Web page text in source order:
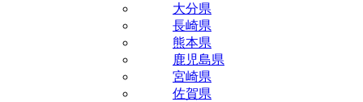
大分県
長崎県
熊本県
鹿児島県
宮崎県
佐賀県